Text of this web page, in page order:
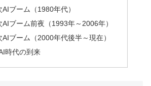
ブーム（1980年代）
ブーム前夜（1993年～2006年）
ブーム（2000年代後半～現在）
時代の到来